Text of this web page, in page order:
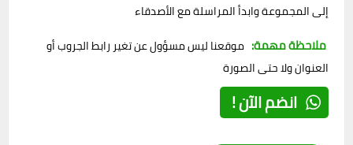
إلى المجموعة وابدأ المراسلة مع الأصدقاء
ملاحظة مهمة: موقعنا ليس مسؤول عن تغير رابط الجروب أو
العنوان ولا حتى الصورة
انضم الآن !